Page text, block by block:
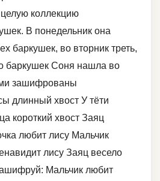
коллекцию
В понедельник она
баркушек, во вторник треть,
баркушек Соня нашла во
зашифрованы
длинный хвост У тёти
короткий хвост Заяц
любит лису Мальчик
лису Заяц весело
Мальчик любит